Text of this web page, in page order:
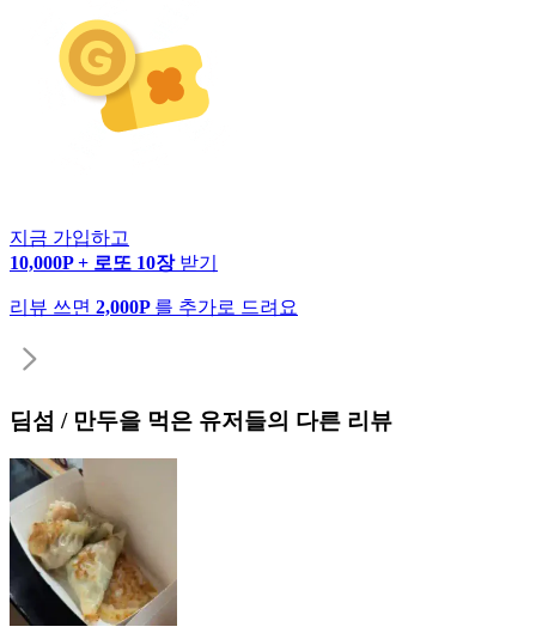
지금 가입하고
10,000P + 로또 10장 받기
리뷰 쓰면 2,000P 를 추가로 드려요
딤섬 / 만두을 먹은 유저들의 다른 리뷰